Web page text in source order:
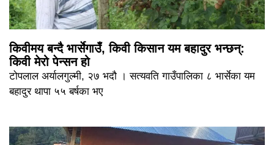
किवीमय बन्दै भार्सेगाउँ, किवी किसान यम बहादुर भन्छन्:
किवी मेरो पेन्सन हो
टोपलाल अर्यालगुल्मी, २७ भदौ । सत्यवति गाउँपालिका ८ भार्सेका यम
बहादुर थापा ५५ बर्षका भए